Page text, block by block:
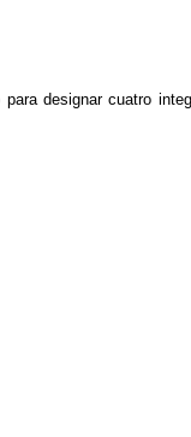
designar cuatro